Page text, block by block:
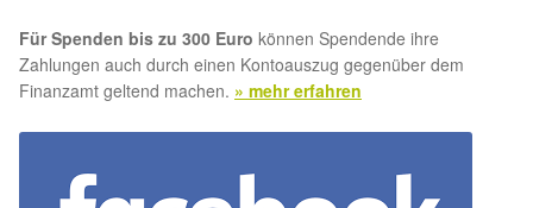
Für Spenden bis zu 300 Euro können Spendende ihre
Zahlungen auch durch einen Kontoauszug gegenüber dem
Finanzamt geltend machen. » mehr erfahren